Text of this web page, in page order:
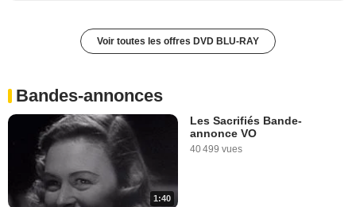
Voir toutes les offres DVD BLU-RAY
Bandes-annonces
1:40
Les Sacrifiés Bande-
annonce VO
40 499 vues